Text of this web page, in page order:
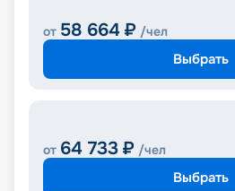
от 58 664 ₽ /чел
Выбрать
от 64 733 ₽ /чел
Выбрать